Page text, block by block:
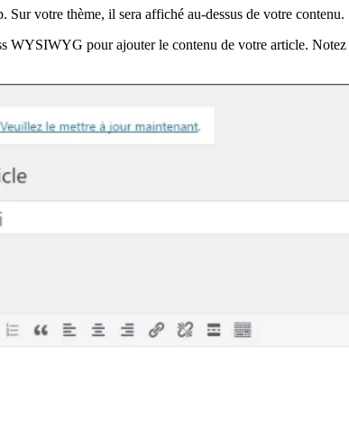
Sur votre thème, il sera affiché au-dessus de votre contenu.
WYSIWYG pour ajouter le contenu de votre article.